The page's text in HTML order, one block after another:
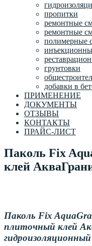
пропитки
ремонтные
ремонтные
полимерные
грунтовки
добавки в
ПРИМЕНЕНИЕ
ДОКУМЕНТЫ
ОТЗЫВЫ
КОНТАКТЫ
ПРАЙС-ЛИСТ
Паколь Fix
клей
Паколь Fix
плиточный клей
гидроизоляционный